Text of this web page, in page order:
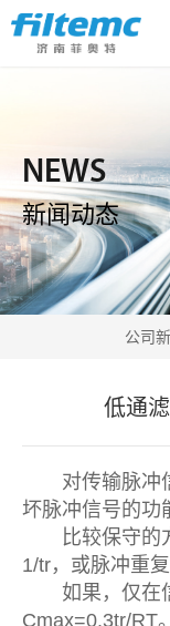
NEWS
新闻动态
公司
低通
对传输脉冲信
坏脉冲信号的功
比较保守的方
1/tr，或脉冲重
如果，仅在信
Cmax=0.3tr/RT